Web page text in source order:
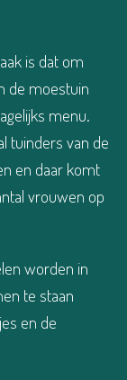
is dat om
de moestuin
menu.
tuinders van de
en daar komt
vrouwen op
worden in
te staan
en de